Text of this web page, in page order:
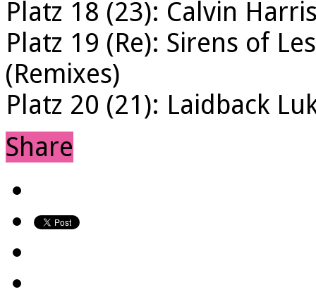
Platz 18 (23): Calvin
Platz 19 (Re): Sirens of
(Remixes)
Platz 20 (21): Laidback
Share